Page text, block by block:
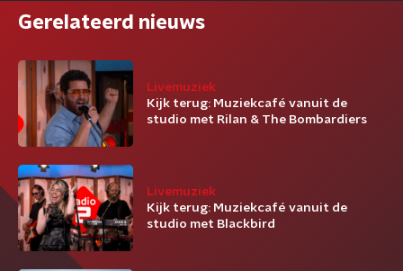
Gerelateerd nieuws
Livemuziek
Kijk terug: Muziekcafé vanuit de
studio met Rilan & The Bombardiers
Livemuziek
Kijk terug: Muziekcafé vanuit de
studio met Blackbird